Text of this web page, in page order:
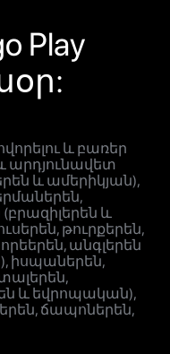
Play
և բառեր
արդյունավետ
և ամերիկյան),
և
թուրքերեն,
անգլերեն
իսպաներեն,
և եվրոպական),
ճապոներեն,